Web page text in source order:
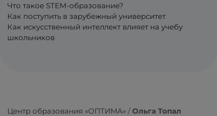
Что такое STEM-образование?
Как поступить в зарубежный университет
Как искусственный интеллект влияет на учебу
школьников
Центр образования «ОПТИМА» Ольга Топал